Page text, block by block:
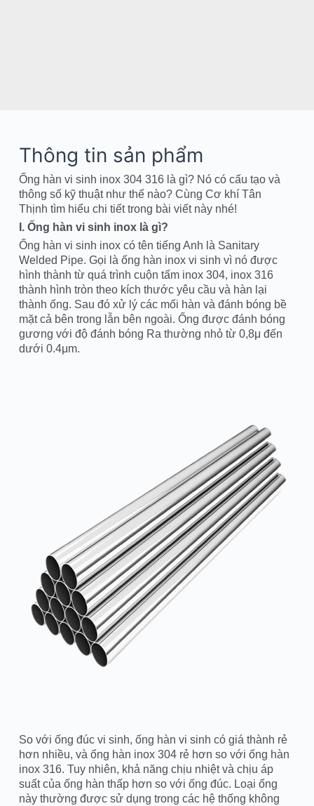
Thông tin sản phẩm
Ống hàn vi sinh inox 304 316 là gì? Nó có cấu tạo và
thông số kỹ thuật như thế nào? Cùng Cơ khí Tân
Thịnh tìm hiểu chi tiết trong bài viết này nhé!
I. Ống hàn vi sinh inox là gì?
Ống hàn vi sinh inox có tên tiếng Anh là Sanitary
Welded Pipe. Gọi là ống hàn inox vi sinh vì nó được
hình thành từ quá trình cuộn tấm inox 304, inox 316
thành hình tròn theo kích thước yêu cầu và hàn lại
thành ống. Sau đó xử lý các mối hàn và đánh bóng bề
mặt cả bên trong lẫn bên ngoài. Ống được đánh bóng
gương với độ đánh bóng Ra thường nhỏ từ 0,8μ đến
dưới 0.4μm.
So với ống đúc vi sinh, ống hàn vi sinh có giá thành rẻ
hơn nhiều, và ống hàn inox 304 rẻ hơn so với ống hàn
inox 316. Tuy nhiên, khả năng chịu nhiệt và chịu áp
suất của ống hàn thấp hơn so với ống đúc. Loại ống
này thường được sử dụng trong các hệ thống không